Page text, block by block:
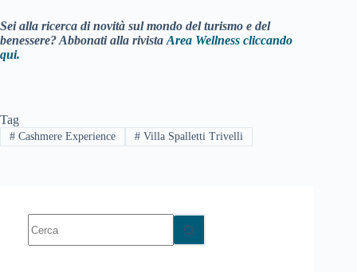
Sei alla ricerca di novità sul mondo del turismo e del
benessere? Abbonati alla rivista Area Wellness cliccando
qui.
Tag
#Cashmere Experience #Villa Spalletti Trivelli
risultato